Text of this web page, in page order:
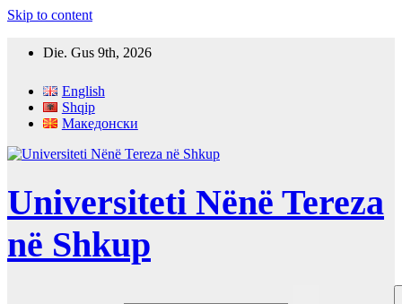
Skip to content
Die. Gus 9th, 2026
English
Shqip
Македонски
Universiteti Nënë Tereza
në Shkup